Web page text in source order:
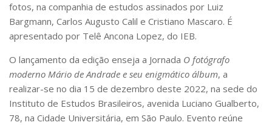
Encerradas
Contratos
Divisão Administrativa Financeira
Sobre
Divisão de Apoio e Divulgação
fotos, na companhia de estudos assinados por Luiz
Bargmann, Carlos Augusto Calil e Cristiano Mascaro. É
apresentado por Telê Ancona Lopez, do IEB.
O lançamento da edição enseja a Jornada O fotógrafo
moderno Mário de Andrade e seu enigmático álbum, a
realizar-se no dia 15 de dezembro deste 2022, na sede do
Instituto de Estudos Brasileiros, avenida Luciano Gualberto,
78, na Cidade Universitária, em São Paulo. Evento reúne